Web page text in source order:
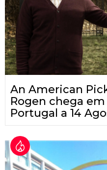
An American
Rogen chega
Portugal a 14